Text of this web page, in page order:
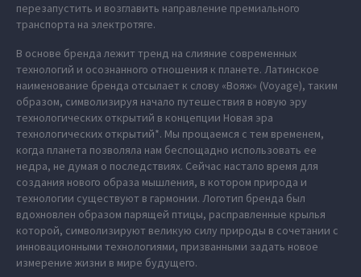
перезапустить и возглавить направление премиального
транспорта на электротяге.
В основе бренда лежит тренд на слияние современных
технологий и осознанного отношения к планете. Латинское
наименование бренда отсылает к слову «Вояж» (Voyage), таким
образом, символизируя начало путешествия в новую эру
технологических открытий в концепции Новая эра
технологических открытий*. Мы прощаемся с тем временем,
когда планета позволяла нам беспощадно использовать ее
недра, не думая о последствиях. Сейчас настало время для
создания нового образа мышления, в котором природа и
технологии существуют в гармонии. Логотип бренда был
вдохновлен образом парящей птицы, расправленные крылья
которой, символизируют великую силу природы в сочетании с
инновационными технологиями, призванными задать новое
измерение жизни в мире будущего.